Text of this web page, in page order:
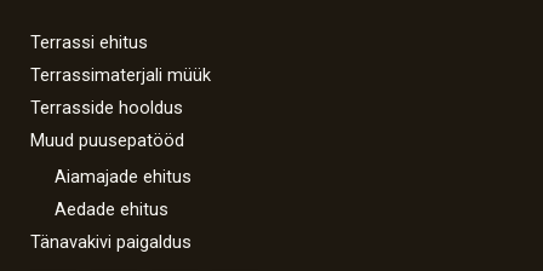
Terrassi ehitus
Terrassimaterjali müük
Terrasside hooldus
Muud puusepatööd
Aiamajade ehitus
Aedade ehitus
Tänavakivi paigaldus